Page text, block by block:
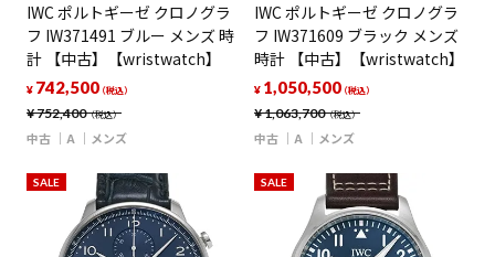
IWC ポルトギーゼ クロノグラ
フ IW371491 ブルー メンズ 時
計 【中古】【wristwatch】
¥752,400（税込）
¥ 742,500（税込）
中古 A メンズ
IWC ポルトギーゼ クロノグラ
フ IW371609 ブラック メンズ
時計 【中古】【wristwatch】
¥1,063,700（税込）
¥ 1,050,500（税込）
中古 A メンズ
SALE SALE